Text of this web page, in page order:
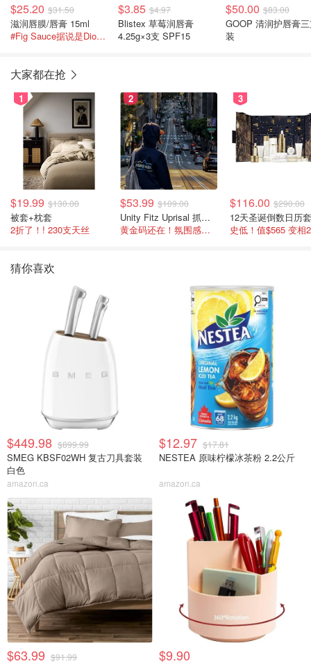
$25.20 $31.50
滋润唇膜/唇膏 15ml
#Fig Sauce据说是Dior 038平替
$3.85 $4.97
Blistex 草莓润唇膏
4.25g×3支 SPF15
$50.00 $83.00
GOOP 清润护唇膏
装
大家都在抢
1
$19.99 $130.00
被套+枕套
2折了！! 230支天丝
2
$53.99 $109.00
Unity Fitz Uprisal 抓绒卫衣
黄金码还在！氛围感之神
3
$116.00 $290.00
12天圣诞倒数日历
史低！值$565 变相
猜你喜欢
$449.98 $899.99
SMEG KBSF02WH 复古刀具套装
白色
amazon.ca
$12.97 $17.81
NESTEA 原味柠檬冰茶粉 2.2公斤
amazon.ca
$63.99 $91.99 $9.90